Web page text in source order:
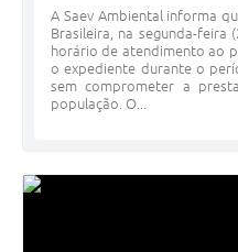
A Saev Ambiental informa
Brasileira, na segunda-feira
horário de atendimento ao
o expediente durante o
sem comprometer a
população. O...